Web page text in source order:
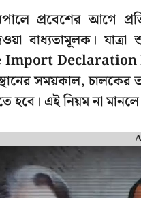
প্রবেশের আগে
বাধ্যতামূলক।
Declaration
সময়কাল, চালকের
হবে। এই নিয়ম না